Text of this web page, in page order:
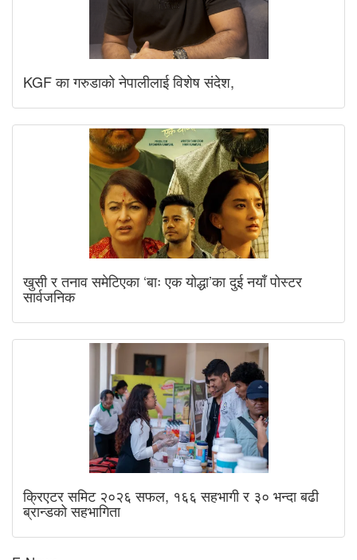
KGF का गरुडाको नेपालीलाई विशेष संदेश,
खुसी र तनाव समेटिएका ‘बाः एक योद्धा’का दुई नयाँ पोस्टर
सार्वजनिक
क्रिएटर समिट २०२६ सफल, १६६ सहभागी र ३० भन्दा बढी
ब्रान्डको सहभागिता